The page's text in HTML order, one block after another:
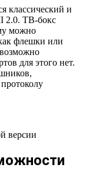
классический и
2.0. ТВ-бокс
можно
флешки или
для этого нет.
версии